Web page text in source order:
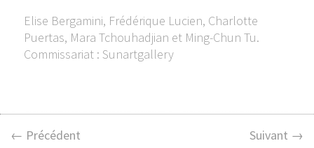
Elise Bergamini, Frédérique Lucien, Charlotte
Puertas, Mara Tchouhadjian et Ming-Chun Tu.
Commissariat : Sunartgallery
← Précédent Suivant →